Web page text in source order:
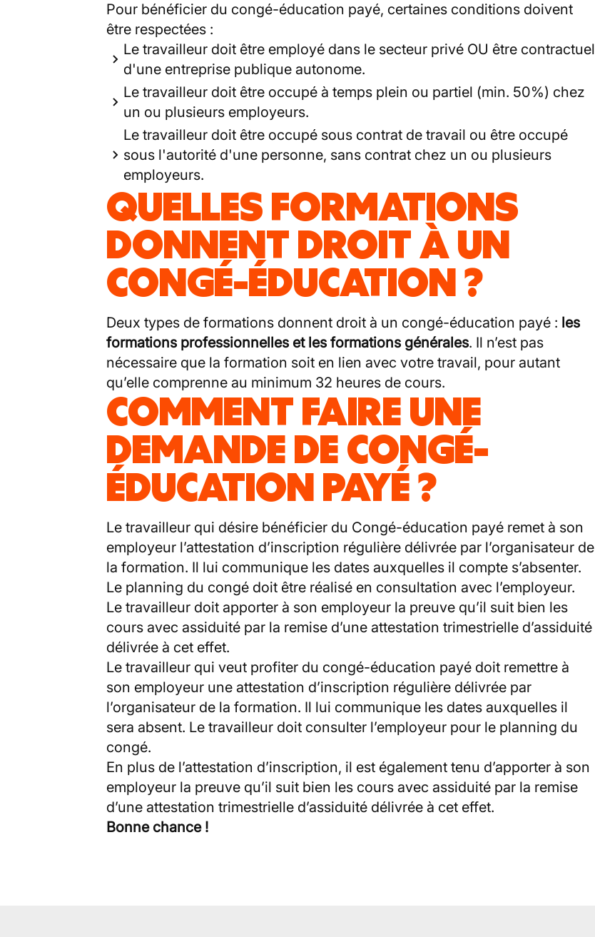
Pour bénéficier du congé-éducation payé, certaines conditions doivent
être respectées :
Le travailleur doit être employé dans le secteur privé OU être contractuel
d'une entreprise publique autonome.
Le travailleur doit être occupé à temps plein ou partiel (min. 50%) chez
un ou plusieurs employeurs.
Le travailleur doit être occupé sous contrat de travail ou être occupé
sous l'autorité d'une personne, sans contrat chez un ou plusieurs
employeurs.
QUELLES FORMATIONS
DONNENT DROIT À UN
CONGÉ-ÉDUCATION ?
Deux types de formations donnent droit à un congé-éducation payé : les
formations professionnelles et les formations générales. Il n’est pas
nécessaire que la formation soit en lien avec votre travail, pour autant
qu’elle comprenne au minimum 32 heures de cours.
COMMENT FAIRE UNE
DEMANDE DE CONGÉ-
ÉDUCATION PAYÉ ?
Le travailleur qui désire bénéficier du Congé-éducation payé remet à son
employeur l’attestation d’inscription régulière délivrée par l’organisateur de
la formation. Il lui communique les dates auxquelles il compte s’absenter.
Le planning du congé doit être réalisé en consultation avec l’employeur.
Le travailleur doit apporter à son employeur la preuve qu’il suit bien les
cours avec assiduité par la remise d’une attestation trimestrielle d’assiduité
délivrée à cet effet.
Le travailleur qui veut profiter du congé-éducation payé doit remettre à
son employeur une attestation d’inscription régulière délivrée par
l’organisateur de la formation. Il lui communique les dates auxquelles il
sera absent. Le travailleur doit consulter l’employeur pour le planning du
congé.
En plus de l’attestation d’inscription, il est également tenu d’apporter à son
employeur la preuve qu’il suit bien les cours avec assiduité par la remise
d’une attestation trimestrielle d’assiduité délivrée à cet effet.
Bonne chance !